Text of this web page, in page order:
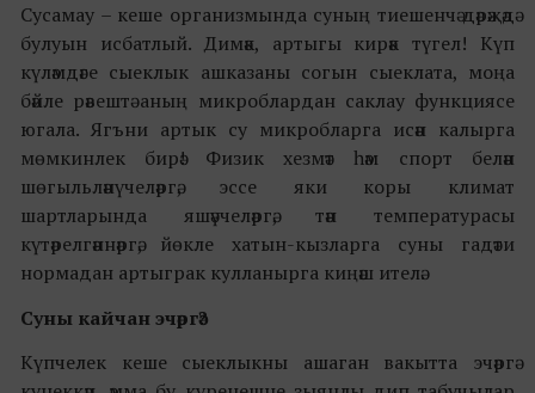
Сусамау – кеше организмында суның тиешенчә дәрәҗәдә
булуын исбатлый. Димәк, артыгы кирәк түгел! Күп
күләмдәге сыеклык ашказаны согын сыеклата, моңа
бәйле рәвештә аның микроблардан саклау функциясе
югала. Ягъни артык су микробларга исән калырга
мөмкинлек бирә! Физик хезмәт һәм спорт белән
шөгыльләнүчеләргә, эссе яки коры климат
шартларында яшәүчеләргә, тән температурасы
күтәрелгәннәргә, йөкле хатын-кызларга суны гадәти
нормадан артыграк кулланырга киңәш ителә.
Суны кайчан эчәргә?
Күпчелек кеше сыеклыкны ашаган вакытта эчәргә